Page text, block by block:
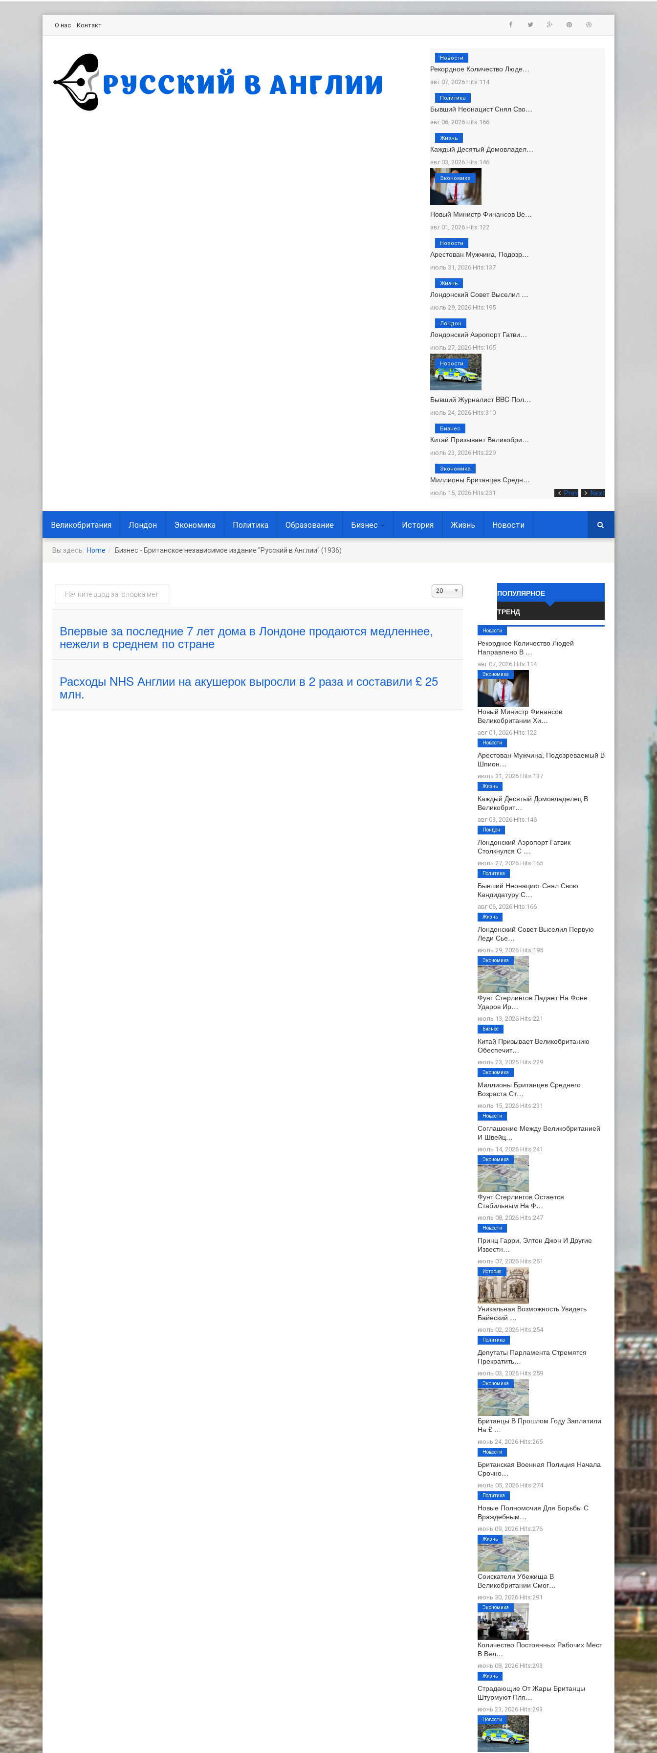
О нас Контакт
Prev Next
Рекордное Количество Люде…
авг 07, 2026 Hits:114
Новости
Бывший Неонацист Снял Сво…
авг 06, 2026 Hits:166
Политика
Каждый Десятый Домовладел…
авг 03, 2026 Hits:146
Жизнь
Новый Министр Финансов Ве…
авг 01, 2026 Hits:122
Экономика
Арестован Мужчина, Подозр…
июль 31, 2026 Hits:137
Новости
Лондонский Совет Выселил …
июль 29, 2026 Hits:195
Жизнь
Лондонский Аэропорт Гатви…
июль 27, 2026 Hits:165
Лондон
Бывший Журналист BBC Пол…
июль 24, 2026 Hits:310
Новости
Китай Призывает Великобри…
июль 23, 2026 Hits:229
Бизнес
Миллионы Британцев Средн…
июль 15, 2026 Hits:231
Экономика
Великобритания Лондон Экономика Политика Образование Бизнес История Жизнь Новости
Вы здесь: Home Бизнес - Британское независимое издание "Русский в Англии" (1936)
Начните
ввод
метки
Кол-
20
Впервые за последние 7 лет дома в Лондоне продаются медленнее,
нежели в среднем по стране
Расходы NHS Англии на акушерок выросли в 2 раза и составили £ 25
млн.
ПОПУЛЯРНОЕ
ТРЕНД
Рекордное Количество Людей
Направлено В …
авг 07, 2026 Hits:114
Новости
Новый Министр Финансов
Великобритании Хи…
авг 01, 2026 Hits:122
Экономика
Арестован Мужчина, Подозреваемый В
Шпион…
июль 31, 2026 Hits:137
Новости
Каждый Десятый Домовладелец В
Великобрит…
авг 03, 2026 Hits:146
Жизнь
Лондонский Аэропорт Гатвик
Столкнулся С …
июль 27, 2026 Hits:165
Лондон
Бывший Неонацист Снял Свою
Кандидатуру С…
авг 06, 2026 Hits:166
Политика
Лондонский Совет Выселил Первую
Леди Сье…
июль 29, 2026 Hits:195
Жизнь
Фунт Стерлингов Падает На Фоне
Ударов Ир…
июль 13, 2026 Hits:221
Экономика
Китай Призывает Великобританию
Обеспечит…
июль 23, 2026 Hits:229
Бизнес
Миллионы Британцев Среднего
Возраста Ст…
июль 15, 2026 Hits:231
Экономика
Соглашение Между Великобританией
И Швейц…
июль 14, 2026 Hits:241
Новости
Фунт Стерлингов Остается
Стабильным На Ф…
июль 08, 2026 Hits:247
Экономика
Принц Гарри, Элтон Джон И Другие
Известн…
июль 07, 2026 Hits:251
Новости
Уникальная Возможность Увидеть
Байёский …
июль 02, 2026 Hits:254
История
Депутаты Парламента Стремятся
Прекратить…
июль 03, 2026 Hits:259
Политика
Британцы В Прошлом Году Заплатили
На £ …
июнь 24, 2026 Hits:265
Экономика
Британская Военная Полиция Начала
Срочно…
июль 05, 2026 Hits:274
Новости
Новые Полномочия Для Борьбы С
Враждебным…
июнь 09, 2026 Hits:276
Политика
Соискатели Убежища В
Великобритании Смог…
июнь 30, 2026 Hits:291
Жизнь
Количество Постоянных Рабочих Мест
В Вел…
июнь 08, 2026 Hits:293
Экономика
Страдающие От Жары Британцы
Штурмуют Пля…
июнь 23, 2026 Hits:293
Жизнь
Новости